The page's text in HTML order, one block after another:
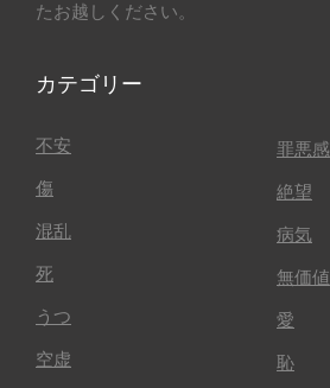
たお越しください。
カテゴリー
不安
傷
混乱
死
うつ
空虚
罪悪感
絶望
病気
無価値
愛
恥